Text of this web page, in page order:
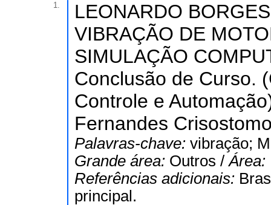
1.
LEONARDO
VIBRAÇÃO DE
SIMULAÇÃO
Conclusão de Curso.
Controle e
Fernandes
Palavras-chave: vibração;
Grande área: Outros /Área:
Referências adicionais:
principal.